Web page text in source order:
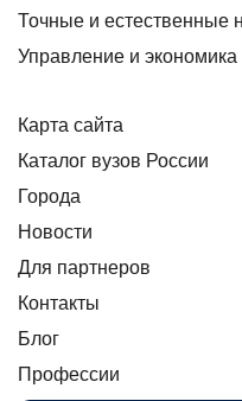
Точные и естественные
Управление и экономика
Карта сайта
Каталог вузов России
Города
Новости
Для партнеров
Контакты
Блог
Профессии